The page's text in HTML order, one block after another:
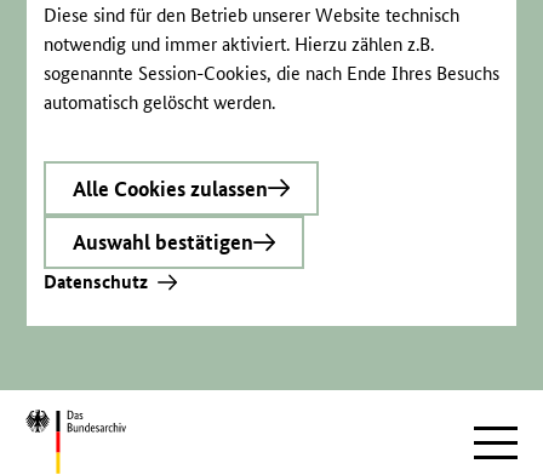
Diese sind für den Betrieb unserer Website technisch
notwendig und immer aktiviert. Hierzu zählen z.B.
sogenannte Session-Cookies, die nach Ende Ihres Besuchs
automatisch gelöscht werden.
Alle Cookies zulassen
Auswahl bestätigen
Datenschutz
Zur